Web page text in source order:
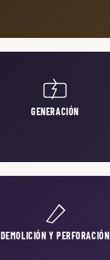
GENERACIÓN
DEMOLICIÓN Y PERFORACIÓN